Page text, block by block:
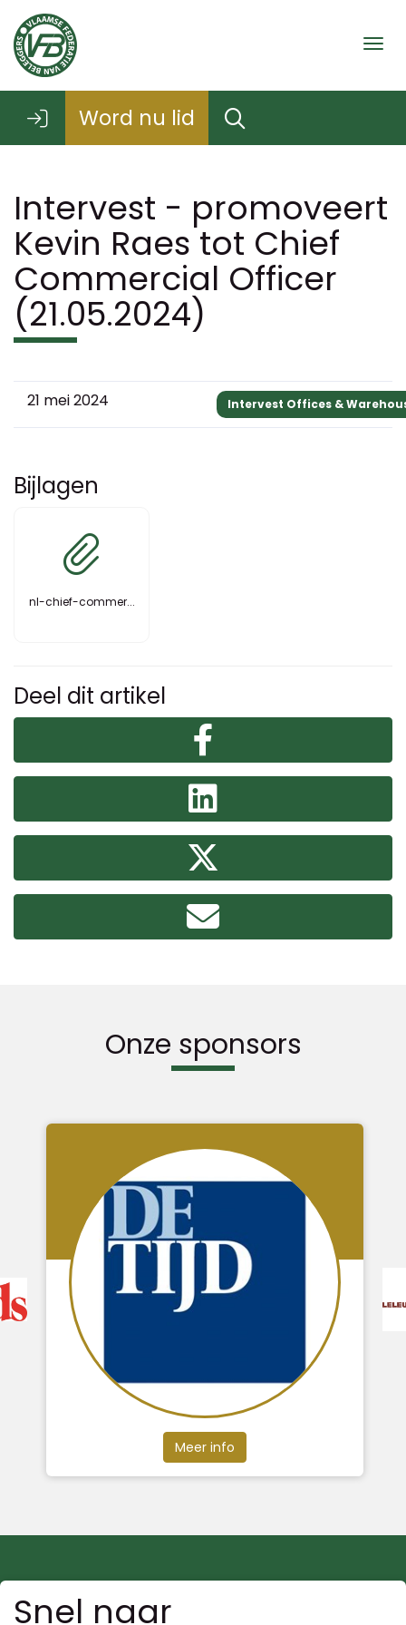
Word nu lid
Intervest - promoveert
Kevin Raes tot Chief
Commercial Officer
(21.05.2024)
21 mei 2024 Intervest Offices &
Bijlagen
nl-chief-commer...
Deel dit artikel
Onze sponsors
Meer info
Snel naar